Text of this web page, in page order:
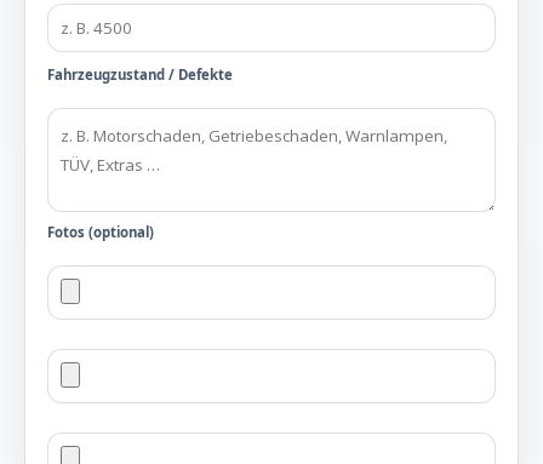
Fahrzeugzustand / Defekte
Fotos (optional)